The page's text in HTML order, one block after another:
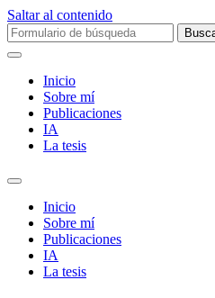
Saltar al contenido
Buscar:
Inicio
Sobre mí­
Publicaciones
IA
La tesis
Alternar
campo
búsqueda
Inicio
Sobre mí­
Publicaciones
IA
La tesis